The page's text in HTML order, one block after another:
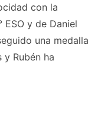
con la
ESO y de Daniel
una medalla
Rubén ha